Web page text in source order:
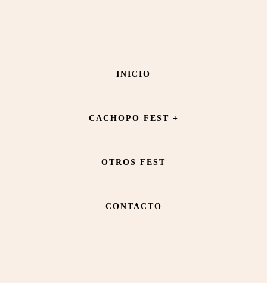
INICIO
CACHOPO FEST +
OTROS FEST
CONTACTO
Memory